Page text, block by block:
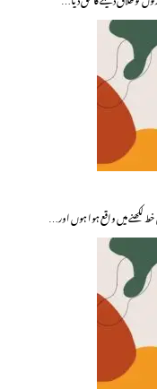
لکھنے میں واقع ہوا ہوں اور…